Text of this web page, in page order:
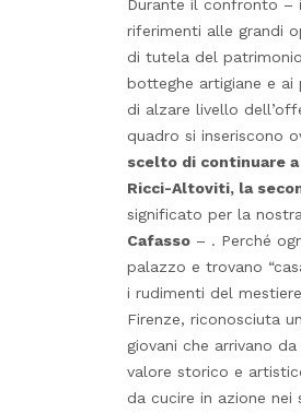
Durante il confronto –
riferimenti alle grandi
di tutela del
botteghe artigiane e
di alzare livello
quadro si inseriscono
scelto di continuare
Ricci-Altoviti, la
significato per la
Cafasso – . Perché
palazzo e trovano
i rudimenti del
Firenze, riconosciuta
giovani che arrivano
valore storico e
da cucire in azione